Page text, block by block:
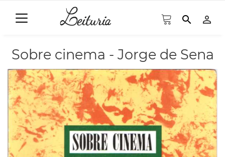
search person_outline
Sobre cinema - Jorge de Sena